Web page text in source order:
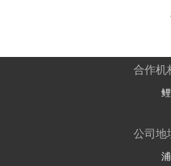
合作机
公司地